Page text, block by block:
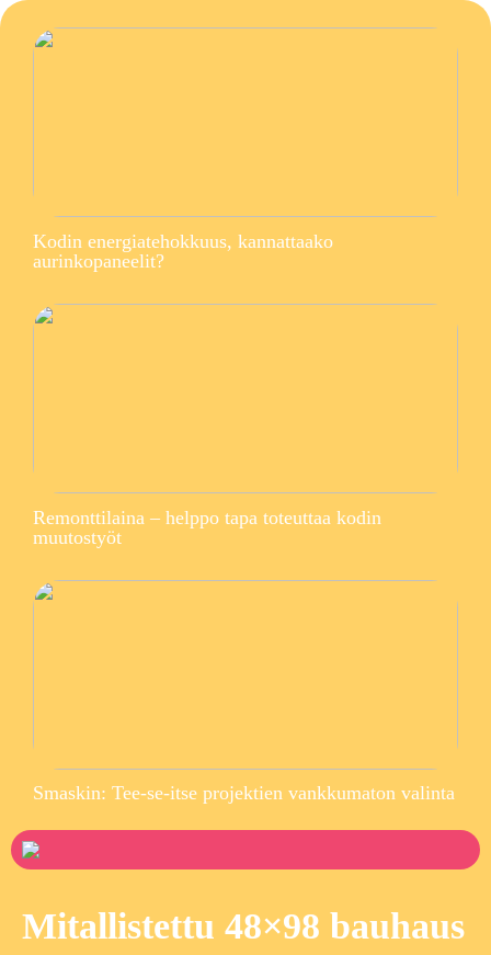
Kodin energiatehokkuus, kannattaako
aurinkopaneelit?
Remonttilaina – helppo tapa toteuttaa kodin
muutostyöt
Smaskin: Tee-se-itse projektien vankkumaton valinta
Mitallistettu 48×98 bauhaus